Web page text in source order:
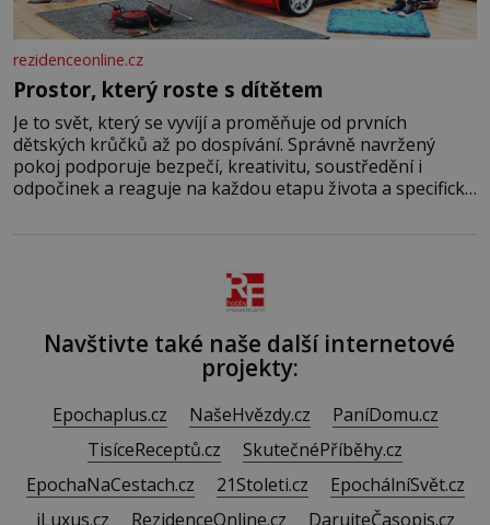
rezidenceonline.cz
Prostor, který roste s dítětem
Je to svět, který se vyvíjí a proměňuje od prvních
dětských krůčků až po dospívání. Správně navržený
pokoj podporuje bezpečí, kreativitu, soustředění i
odpočinek a reaguje na každou etapu života a specifické
Navštivte také naše další internetové
projekty:
Epochaplus.cz NašeHvězdy.cz
PaníDomu.cz
TisíceReceptů.cz
SkutečnéPříběhy.cz
EpochaNaCestach.cz
21Stoleti.cz
EpochálníSvět.cz
iLuxus.cz
RezidenceOnline.cz DarujteČasopis.cz